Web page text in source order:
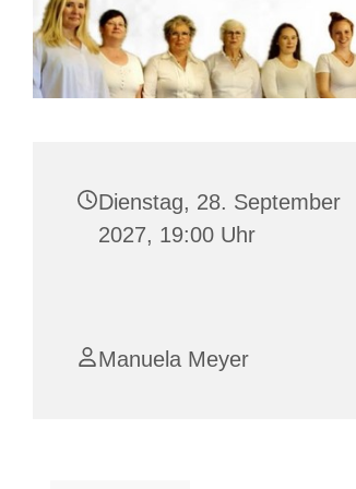
Dienstag, 28. September
2027, 19:00 Uhr
Manuela Meyer